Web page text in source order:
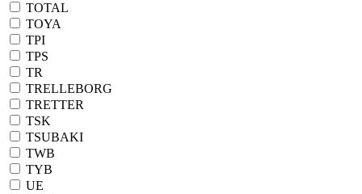
TOTAL
TOYA
TPI
TPS
TR
TRELLEBORG
TRETTER
TSK
TSUBAKI
TWB
TYB
UE